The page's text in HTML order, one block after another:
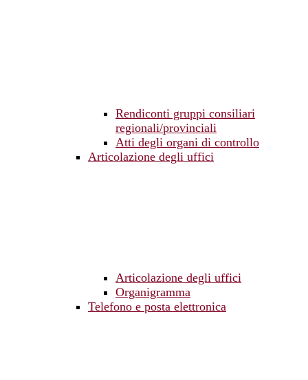
Rendiconti gruppi consiliari
regionali/provinciali
Atti degli organi di controllo
Articolazione degli uffici
Articolazione degli uffici
Organigramma
Telefono e posta elettronica